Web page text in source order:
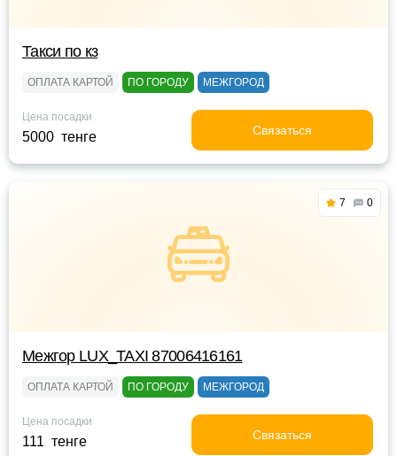
Такси по кз
ОПЛАТА КАРТОЙ ПО ГОРОДУ МЕЖГОРОД
Цена посадки
5000 тенге Связаться
7 0
Межгор LUX_TAXI 87006416161
ОПЛАТА КАРТОЙ ПО ГОРОДУ МЕЖГОРОД
Цена посадки
111 тенге Связаться